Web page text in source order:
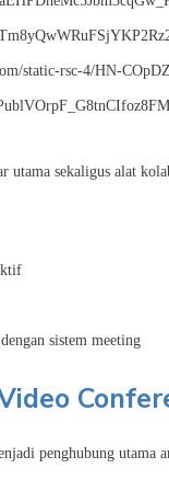
utama sekaligus alat
sistem meeting
penghubung utama